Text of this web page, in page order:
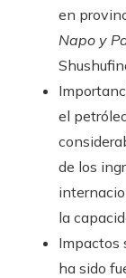
en
Napo y
el
de los
la
Impactos
ha sido